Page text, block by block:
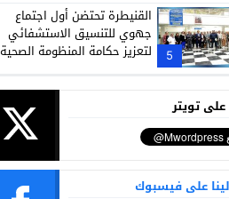
5
القنيطرة تحتضن أول اجتماع
جهوي للتنسيق الاستشفائي
لتعزيز حكامة المنظومة الصحية
على تويتر
على فيسبوك